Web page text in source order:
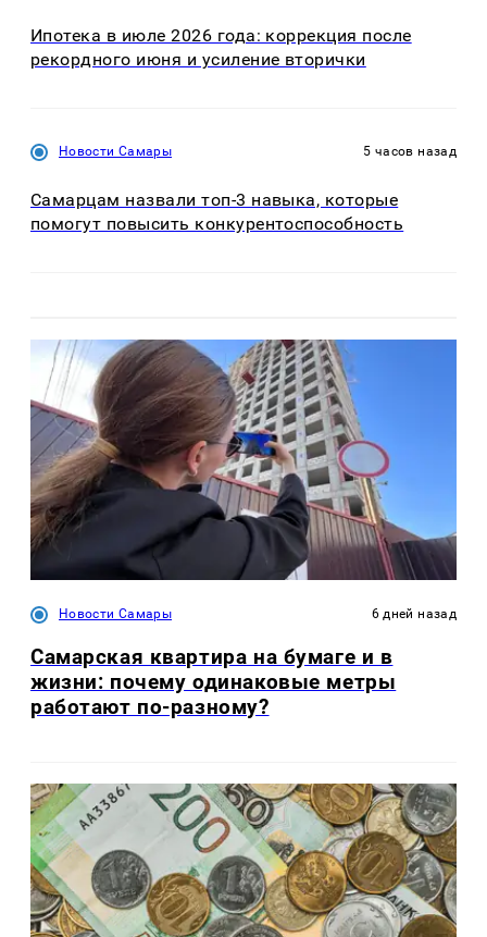
Ипотека в июле 2026 года: коррекция после
рекордного июня и усиление вторички
Новости Самары 5 часов назад
Самарцам назвали топ-3 навыка, которые
помогут повысить конкурентоспособность
Новости Самары 6 дней назад
Самарская квартира на бумаге и в
жизни: почему одинаковые метры
работают по-разному?